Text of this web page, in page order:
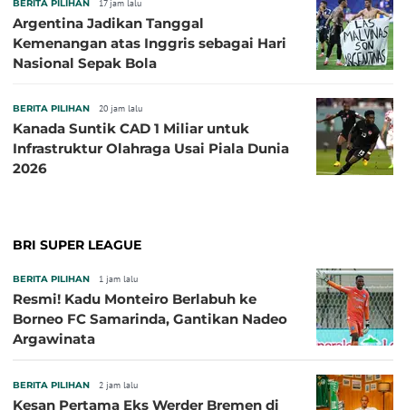
BERITA PILIHAN 17 jam lalu
Argentina Jadikan Tanggal
Kemenangan atas Inggris sebagai Hari
Nasional Sepak Bola
BERITA PILIHAN 20 jam lalu
Kanada Suntik CAD 1 Miliar untuk
Infrastruktur Olahraga Usai Piala Dunia
2026
BRI SUPER LEAGUE
BERITA PILIHAN 1 jam lalu
Resmi! Kadu Monteiro Berlabuh ke
Borneo FC Samarinda, Gantikan Nadeo
Argawinata
BERITA PILIHAN 2 jam lalu
Kesan Pertama Eks Werder Bremen di